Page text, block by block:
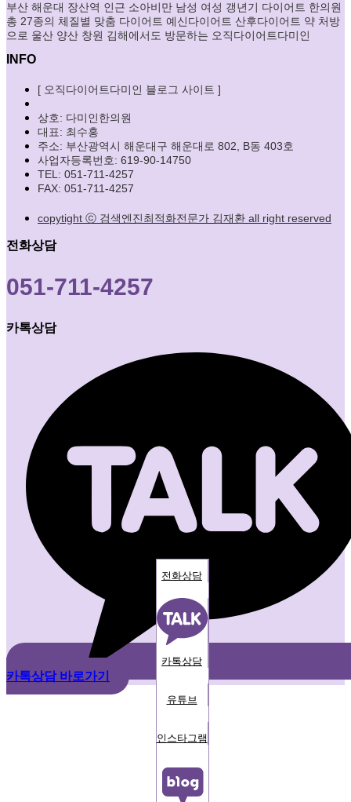
부산 해운대 장산역 인근 소아비만 남성 여성 갱년기 다이어트 한의원
총 27종의 체질별 맞춤 다이어트 예신다이어트 산후다이어트 약 처방
으로 울산 양산 창원 김해에서도 방문하는 오직다이어트다미인
INFO
[ 오직다이어트다미인 블로그 사이트 ]
상호: 다미인한의원
대표: 최수홍
주소: 부산광역시 해운대구 해운대로 802, B동 403호
사업자등록번호: 619-90-14750
TEL: 051-711-4257
FAX: 051-711-4257
copytight ⓒ 검색엔진최적화전문가 김재환 all right reserved
전화상담
051-711-4257
카톡상담
카톡상담 바로가기
전화상담
카톡상담
유튜브
인스타그램